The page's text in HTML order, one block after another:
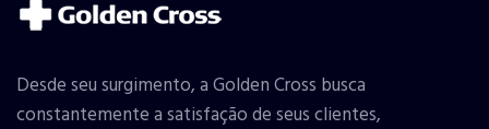
Desde seu surgimento, a Golden Cross busca
constantemente a satisfação de seus clientes,